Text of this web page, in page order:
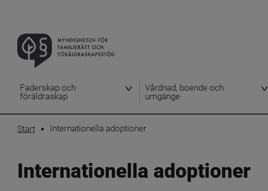
Faderskap och
föräldraskap
Vårdnad, boende och
umgänge
Start Internationella adoptioner
Internationella adoptioner